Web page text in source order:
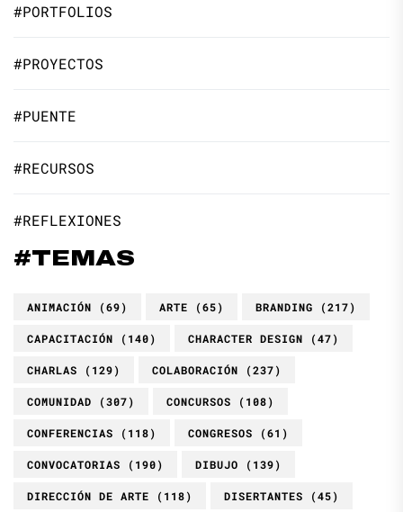
#PORTFOLIOS
#PROYECTOS
#PUENTE
#RECURSOS
#REFLEXIONES
#TEMAS
ANIMACIÓN (69) ARTE (65) BRANDING (217)
CAPACITACIÓN (140) CHARACTER DESIGN (47)
CHARLAS (129) COLABORACIÓN (237)
COMUNIDAD (307) CONCURSOS (108)
CONFERENCIAS (118) CONGRESOS (61)
CONVOCATORIAS (190) DIBUJO (139)
DIRECCIÓN DE ARTE (118) DISERTANTES (45)